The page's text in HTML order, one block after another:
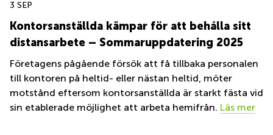
3 SEP
Kontorsanställda kämpar för att behålla sitt
distansarbete – Sommaruppdatering 2025
Företagens pågående försök att få tillbaka personalen
till kontoren på heltid- eller nästan heltid, möter
motstånd eftersom kontorsanställda är starkt fästa vid
sin etablerade möjlighet att arbeta hemifrån. Läs mer